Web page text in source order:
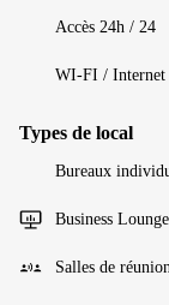
Accès 24h / 24
WI-FI / Internet
Types de local
Bureaux
Business Lounge
Salles de réunion